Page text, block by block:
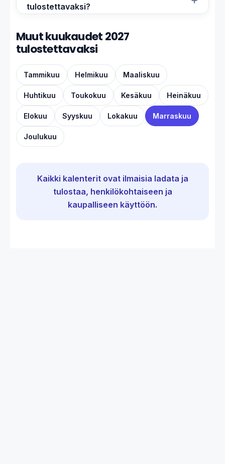
tulostettavaksi?
Muut kuukaudet 2027
tulostettavaksi
Tammikuu Helmikuu Maaliskuu
Huhtikuu Toukokuu Kesäkuu Heinäkuu
Elokuu Syyskuu Lokakuu Marraskuu
Joulukuu
Kaikki kalenterit ovat ilmaisia ladata ja
tulostaa, henkilökohtaiseen ja
kaupalliseen käyttöön.